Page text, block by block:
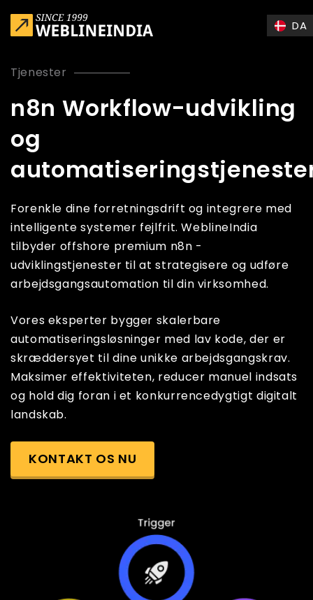
DA
Tjenester
n8n Workflow-udvikling
og
Forenkle dine forretningsdrift og integrere med
intelligente systemer fejlfrit. WeblineIndia
tilbyder offshore premium n8n -
udviklingstjenester til at strategisere og udføre
arbejdsgangsautomation til din virksomhed.
Vores eksperter bygger skalerbare
automatiseringsløsninger med lav kode, der er
skræddersyet til dine unikke arbejdsgangskrav.
Maksimer effektiviteten, reducer manuel indsats
og hold dig foran i et konkurrencedygtigt digitalt
landskab.
KONTAKT OS NU